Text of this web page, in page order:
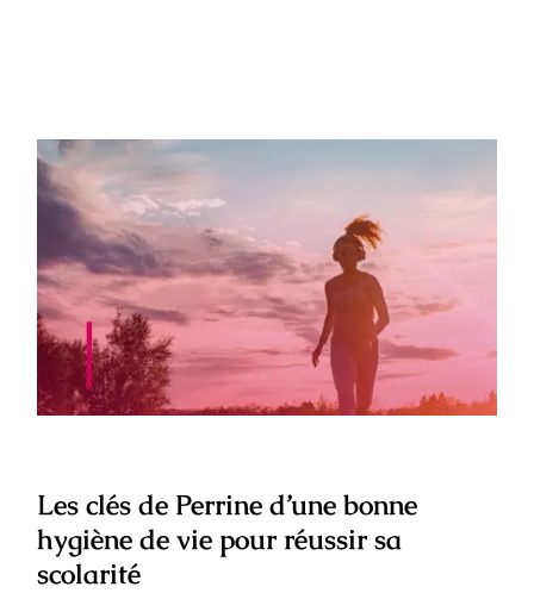
Les clés de Perrine d’une bonne hygiène
de vie pour réussir sa scolarité
Les clés de Perrine d’une bonne
hygiène de vie pour réussir sa
scolarité